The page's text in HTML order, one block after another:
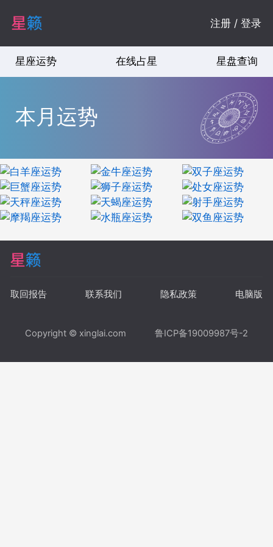
注册 / 登录
星座运势 在线占星 星盘查询
本月运势
取回报告 联系我们 隐私政策 电脑版
Copyright © xinglai.com 鲁ICP备19009987号-2